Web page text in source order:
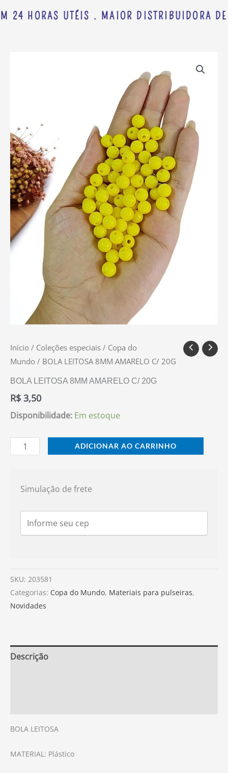
24 HORAS UTÉIS . MAIOR DISTRIBUIDORA
Início / Coleções especiais / Copa do
Mundo / BOLA LEITOSA 8MM AMARELO C/ 20G
BOLA LEITOSA 8MM AMARELO C/ 20G
R$ 3,50
Disponibilidade: Em estoque
20G
quantidade
ADICIONAR AO CARRINHO
Simulação de frete
SKU: 203581
Categorias: Copa do Mundo, Materiais para pulseiras,
Novidades
Descrição
BOLA LEITOSA
MATERIAL: Plástico